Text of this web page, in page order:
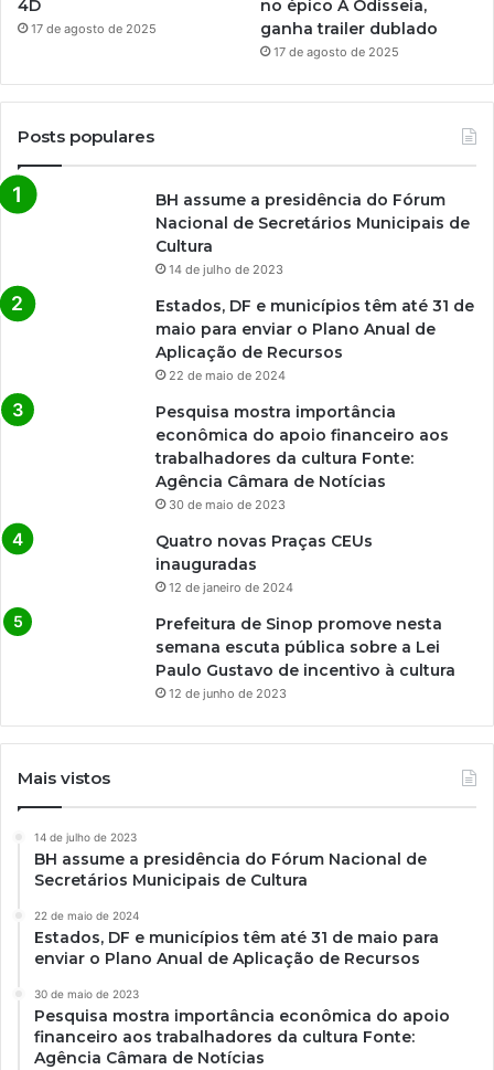
4D
17 de agosto de 2025
no épico A Odisseia,
ganha trailer dublado
17 de agosto de 2025
Posts populares
BH assume a presidência do Fórum
Nacional de Secretários Municipais de
Cultura
14 de julho de 2023
Estados, DF e municípios têm até 31 de
maio para enviar o Plano Anual de
Aplicação de Recursos
22 de maio de 2024
Pesquisa mostra importância
econômica do apoio financeiro aos
trabalhadores da cultura Fonte:
Agência Câmara de Notícias
30 de maio de 2023
Quatro novas Praças CEUs
inauguradas
12 de janeiro de 2024
Prefeitura de Sinop promove nesta
semana escuta pública sobre a Lei
Paulo Gustavo de incentivo à cultura
12 de junho de 2023
Mais vistos
14 de julho de 2023
BH assume a presidência do Fórum Nacional de
Secretários Municipais de Cultura
22 de maio de 2024
Estados, DF e municípios têm até 31 de maio para
enviar o Plano Anual de Aplicação de Recursos
30 de maio de 2023
Pesquisa mostra importância econômica do apoio
financeiro aos trabalhadores da cultura Fonte:
Agência Câmara de Notícias